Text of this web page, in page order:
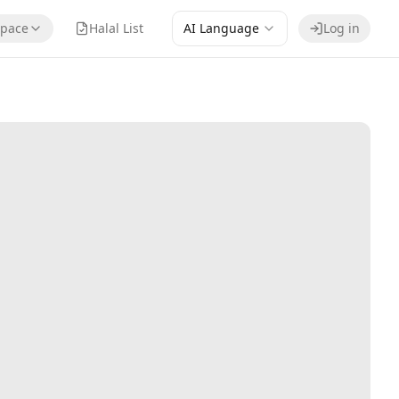
Halal List AI Language Log in